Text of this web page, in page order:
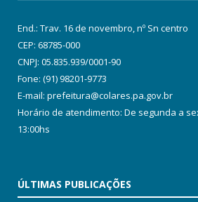
End.: Trav. 16 de novembro, nº Sn centro
CEP: 68785-000
CNPJ: 05.835.939/0001-90
Fone: (91) 98201-9773
E-mail: prefeitura@colares.pa.gov.br
Horário de atendimento: De segunda a
13:00hs
ÚLTIMAS PUBLICAÇÕES